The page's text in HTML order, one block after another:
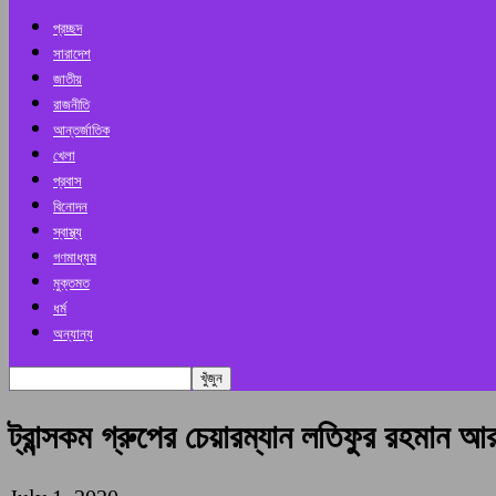
প্রচ্ছদ
সারাদেশ
জাতীয়
রাজনীতি
আন্তর্জাতিক
খেলা
প্রবাস
বিনোদন
স্বাস্থ্য
গণমাধ্যম
মুক্তমত
ধর্ম
অন্যান্য
ট্রান্সকম গ্রুপের চেয়ারম্যান লতিফুর রহমান